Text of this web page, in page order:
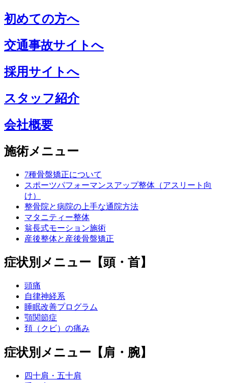
初めての方へ
交通事故サイトへ
採用サイトへ
スタッフ紹介
会社概要
施術メニュー
7種骨盤矯正について
スポーツパフォーマンスアップ整体（アスリート向
け）
整骨院と病院の上手な通院方法
マタニティー整体
翁長式モーション施術
産後整体と産後骨盤矯正
症状別メニュー【頭・首】
頭痛
自律神経系
睡眠改善プログラム
顎関節症
頚（クビ）の痛み
症状別メニュー【肩・腕】
四十肩・五十肩